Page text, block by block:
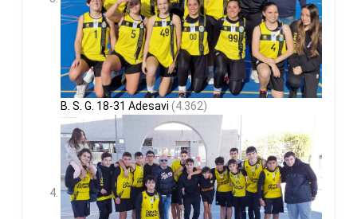
B. S. G. 18-31 Adesavi (4.362)